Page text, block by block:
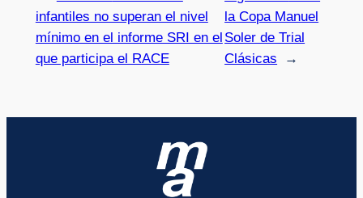
infantiles no superan el nivel
mínimo en el informe SRI en el
que participa el RACE
la Copa Manuel
Soler de Trial
Clásicas
→